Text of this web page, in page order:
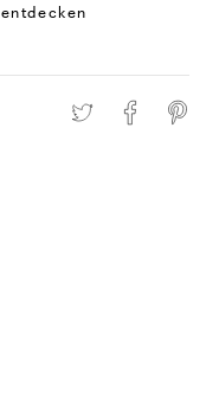
entdecken